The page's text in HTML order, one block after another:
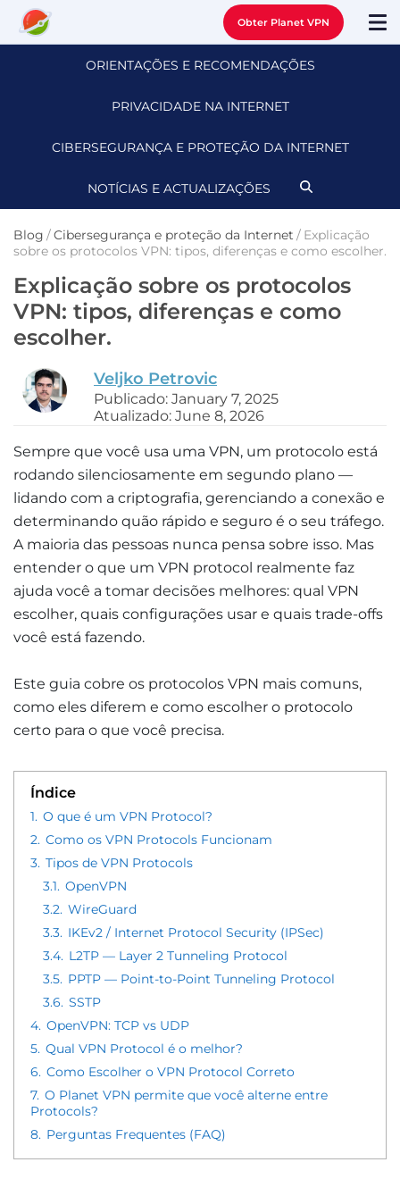
Obter Planet VPN
ORIENTAÇÕES E RECOMENDAÇÕES
PRIVACIDADE NA INTERNET
CIBERSEGURANÇA E PROTEÇÃO DA INTERNET
NOTÍCIAS E ACTUALIZAÇÕES
Blog /Cibersegurança e proteção da Internet / Explicação
sobre os protocolos VPN: tipos, diferenças e como escolher.
Explicação sobre os protocolos
VPN: tipos, diferenças e como
escolher.
Veljko Petrovic
Publicado: January 7, 2025
Atualizado: June 8, 2026
Sempre que você usa uma VPN, um protocolo está
rodando silenciosamente em segundo plano —
lidando com a criptografia, gerenciando a conexão e
determinando quão rápido e seguro é o seu tráfego.
A maioria das pessoas nunca pensa sobre isso. Mas
entender o que um VPN protocol realmente faz
ajuda você a tomar decisões melhores: qual VPN
escolher, quais configurações usar e quais trade-offs
você está fazendo.
Este guia cobre os protocolos VPN mais comuns,
como eles diferem e como escolher o protocolo
certo para o que você precisa.
Índice
1. O que é um VPN Protocol?
2. Como os VPN Protocols Funcionam
3. Tipos de VPN Protocols
3.1. OpenVPN
3.2. WireGuard
3.3. IKEv2 / Internet Protocol Security (IPSec)
3.4. L2TP — Layer 2 Tunneling Protocol
3.5. PPTP — Point-to-Point Tunneling Protocol
3.6. SSTP
4. OpenVPN: TCP vs UDP
5. Qual VPN Protocol é o melhor?
6. Como Escolher o VPN Protocol Correto
7. O Planet VPN permite que você alterne entre
Protocols?
8. Perguntas Frequentes (FAQ)